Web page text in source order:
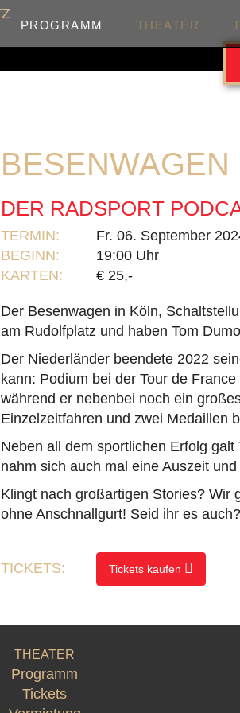
PROGRAMM THEATER
BESENWAGEN
DER RADSPORT
TERMIN:
Fr. 06. September
BEGINN:
19:00 Uhr
KARTEN:
€ 25,-
Der Besenwagen in Köln,
am Rudolfplatz und haben Tom
Der Niederländer beendete 2022
kann: Podium bei der Tour de
während er nebenbei noch ein
Einzelzeitfahren und zwei Medaillen
Neben all dem sportlichen Erfolg
nahm sich auch mal eine Auszeit
Klingt nach großartigen Stories? Wir
ohne Anschnallgurt! Seid ihr es auch?
TICKETS: Tickets kaufen
THEATER
Programm
Tickets